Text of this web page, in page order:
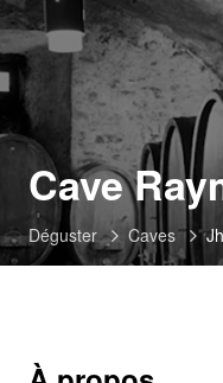
Cave
Déguster Caves